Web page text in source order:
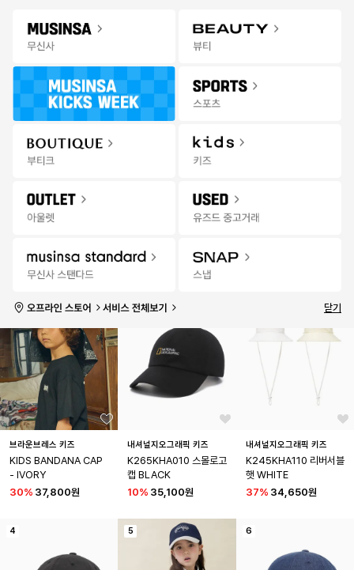
키즈 상품을 검색해 보세요.
추천 랭킹 세일 발매
오프라인
스토어
전체 베이비 패션 주니어 패션
18분 전
브라운브레스 키즈
KIDS BANDANA CAP
- IVORY
30% 37,800원
내셔널지오그래픽 키즈
K265KHA010 스몰로고
캡 BLACK
10% 35,100원
내셔널지오그래픽 키즈
K245KHA110 리버서블
햇 WHITE
37% 34,650원
4 5 6
Menu
닫기
무신사 앱 설치하고 다양한 혜택과 코디 팁을 받아보세요!